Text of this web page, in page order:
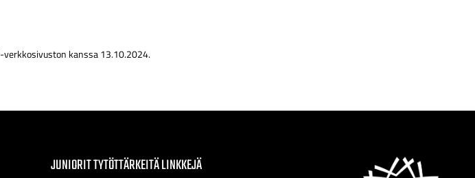
-verkkosivuston kanssa 13.10.2024.
JUNIORIT TYTÖTTÄRKEITÄ LINKKEJÄ